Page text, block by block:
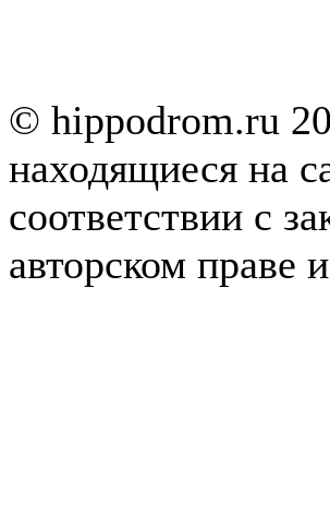
© hippodrom.ru
находящиеся на
соответствии с
авторском праве